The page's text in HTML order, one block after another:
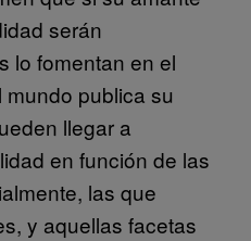
serán
lo fomentan en el
publica su
llegar a
en función de las
las que
y aquellas facetas